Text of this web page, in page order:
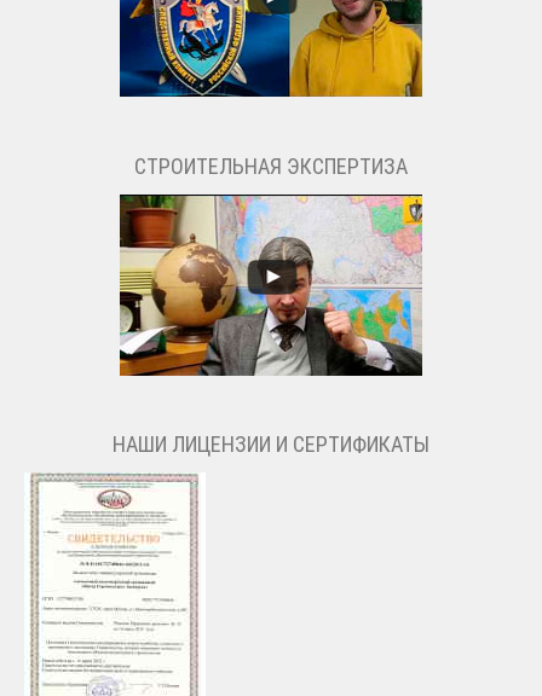
СТРОИТЕЛЬНАЯ ЭКСПЕРТИЗА
НАШИ ЛИЦЕНЗИИ И СЕРТИФИКАТЫ